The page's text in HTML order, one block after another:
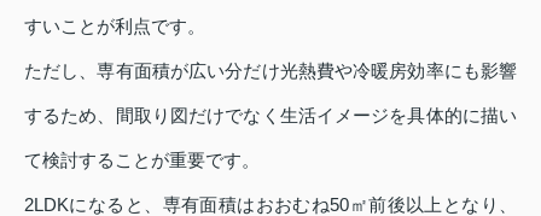
すいことが利点です。
ただし、専有面積が広い分だけ光熱費や冷暖房効率にも影響
するため、間取り図だけでなく生活イメージを具体的に描い
て検討することが重要です。
2LDKになると、専有面積はおおむね50㎡前後以上となり、